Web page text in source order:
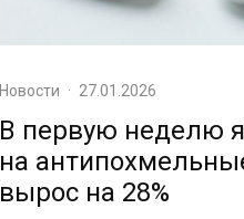
Новости · 27.01.2026
В первую неделю
на
вырос на 28%